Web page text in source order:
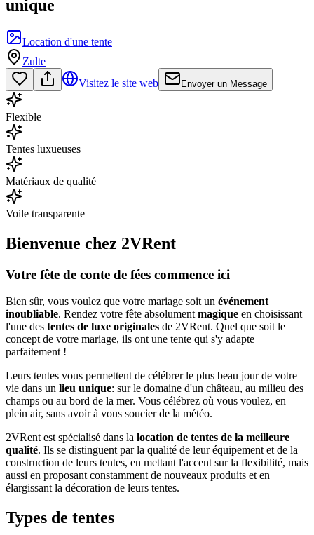
unique
Location d'une tente
Zulte
Visitez le site web
Envoyer un Message
Flexible
Tentes luxueuses
Matériaux de qualité
Voile transparente
Bienvenue chez 2VRent
Votre fête de conte de fées commence ici
Bien sûr, vous voulez que votre mariage soit un événement
inoubliable. Rendez votre fête absolument magique en choisissant
l'une des tentes de luxe originales de 2VRent. Quel que soit le
concept de votre mariage, ils ont une tente qui s'y adapte
parfaitement !
Leurs tentes vous permettent de célébrer le plus beau jour de votre
vie dans un lieu unique: sur le domaine d'un château, au milieu des
champs ou au bord de la mer. Vous célébrez où vous voulez, en
plein air, sans avoir à vous soucier de la météo.
2VRent est spécialisé dans la location de tentes de la meilleure
qualité. Ils se distinguent par la qualité de leur équipement et de la
construction de leurs tentes, en mettant l'accent sur la flexibilité, mais
aussi en proposant constamment de nouveaux produits et en
élargissant la décoration de leurs tentes.
Types de tentes